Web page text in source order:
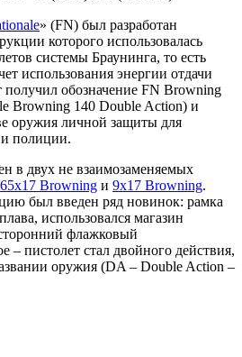
» (FN) был разработан
которого использовалась
системы Браунинга, то есть
использования энергии отдачи
получил обозначение FN Browning
Browning 140 Double Action) и
оружия личной защиты для
и полиции.
в двух не взаимозаменяемых
Browning и 9х17 Browning.
был введен ряд новинок: рамка
использовался магазин
флажковый
– пистолет стал двойного действия,
оружия (DA – Double Action –